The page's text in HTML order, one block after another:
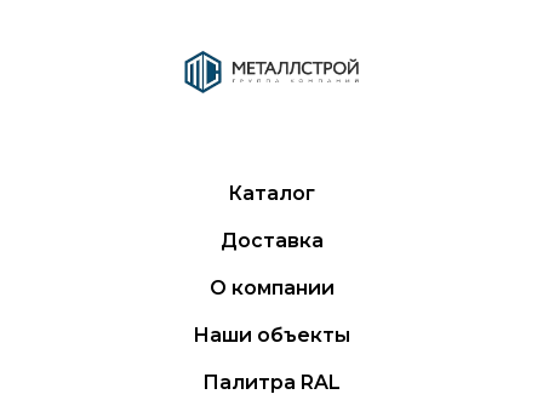
Каталог
Доставка
О компании
Наши объекты
Палитра RAL